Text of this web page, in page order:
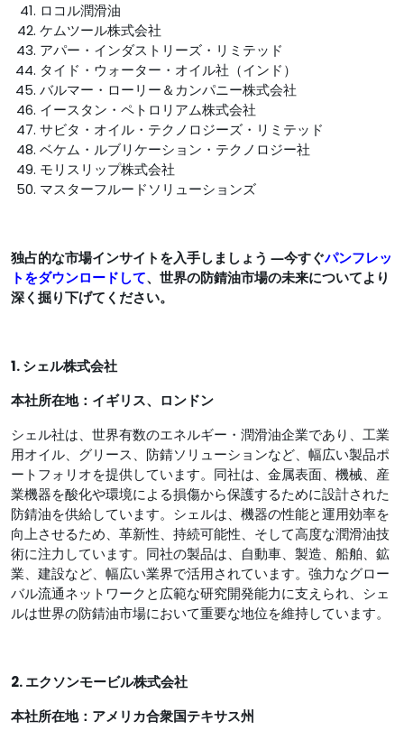
ロコル潤滑油
ケムツール株式会社
アパー・インダストリーズ・リミテッド
タイド・ウォーター・オイル社（インド）
バルマー・ローリー＆カンパニー株式会社
イースタン・ペトロリアム株式会社
サビタ・オイル・テクノロジーズ・リミテッド
ベケム・ルブリケーション・テクノロジー社
モリスリップ株式会社
マスターフルードソリューションズ
独占的な市場インサイトを入手しましょう ―今すぐパンフレッ
トをダウンロードして、世界の防錆油市場の未来についてより
深く掘り下げてください。
1. シェル株式会社
本社所在地： イギリス、ロンドン
シェル社は、世界有数のエネルギー・潤滑油企業であり、工業
用オイル、グリース、防錆ソリューションなど、幅広い製品ポ
ートフォリオを提供しています。同社は、金属表面、機械、産
業機器を酸化や環境による損傷から保護するために設計された
防錆油を供給しています。シェルは、機器の性能と運用効率を
向上させるため、革新性、持続可能性、そして高度な潤滑油技
術に注力しています。同社の製品は、自動車、製造、船舶、鉱
業、建設など、幅広い業界で活用されています。強力なグロー
バル流通ネットワークと広範な研究開発能力に支えられ、シェ
ルは世界の防錆油市場において重要な地位を維持しています。
2. エクソンモービル株式会社
本社所在地：アメリカ合衆国テキサス州